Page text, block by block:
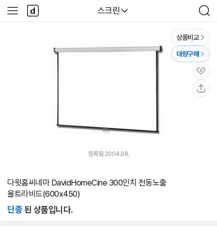
다나와
스크린
검
색
사
이
다
나
와
상품비교
대량구매
관
심
등록월 2004.08.
다윗홈씨네마 DavidHomeCine 300인치 전동노출
울트라비드(600x450)
단종된 상품입니다.